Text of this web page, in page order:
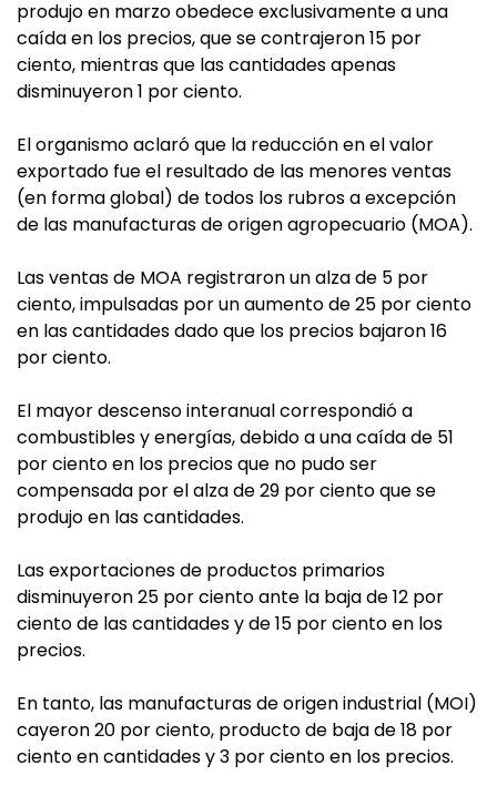
produjo en marzo obedece exclusivamente a una
caída en los precios, que se contrajeron 15 por
ciento, mientras que las cantidades apenas
disminuyeron 1 por ciento.
El organismo aclaró que la reducción en el valor
exportado fue el resultado de las menores ventas
(en forma global) de todos los rubros a excepción
de las manufacturas de origen agropecuario (MOA).
Las ventas de MOA registraron un alza de 5 por
ciento, impulsadas por un aumento de 25 por ciento
en las cantidades dado que los precios bajaron 16
por ciento.
El mayor descenso interanual correspondió a
combustibles y energías, debido a una caída de 51
por ciento en los precios que no pudo ser
compensada por el alza de 29 por ciento que se
produjo en las cantidades.
Las exportaciones de productos primarios
disminuyeron 25 por ciento ante la baja de 12 por
ciento de las cantidades y de 15 por ciento en los
precios.
En tanto, las manufacturas de origen industrial (MOI)
cayeron 20 por ciento, producto de baja de 18 por
ciento en cantidades y 3 por ciento en los precios.